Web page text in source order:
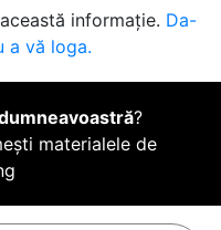
informație. Da-
a vă loga.
?
materialele de